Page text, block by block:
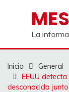
contenidoLa
Inicio
General
EEUU
desconocida